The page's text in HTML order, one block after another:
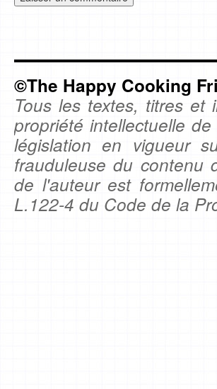
©The Happy Cooking
Tous les textes, titres et
propriété intellectuelle
législation en vigueur
frauduleuse du contenu
de l'auteur est
L.122-4 du Code de la